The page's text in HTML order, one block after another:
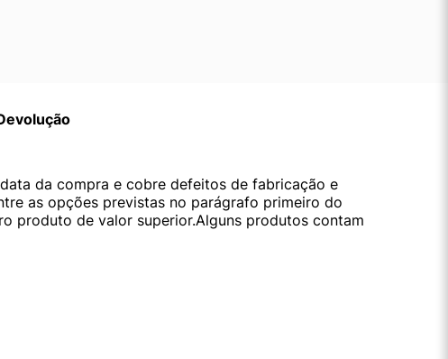
da compra e cobre defeitos de fabricação e
as opções previstas no parágrafo primeiro do
produto de valor superior.Alguns produtos contam